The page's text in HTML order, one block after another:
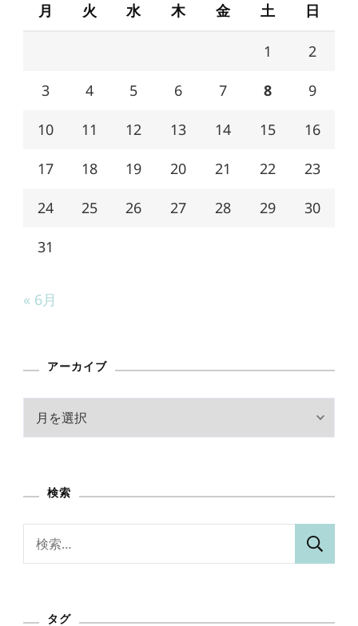
月 火 水 木 金 土 日
1 2
3 4 5 6 7 8 9
10 11 12 13 14 15 16
17 18 19 20 21 22 23
24 25 26 27 28 29 30
31
« 6月
アーカイブ
ブ
検索
タグ